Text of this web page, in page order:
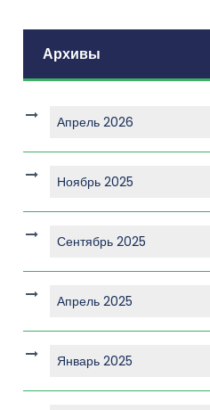
Архивы
Апрель 2026
Ноябрь 2025
Сентябрь 2025
Апрель 2025
Январь 2025